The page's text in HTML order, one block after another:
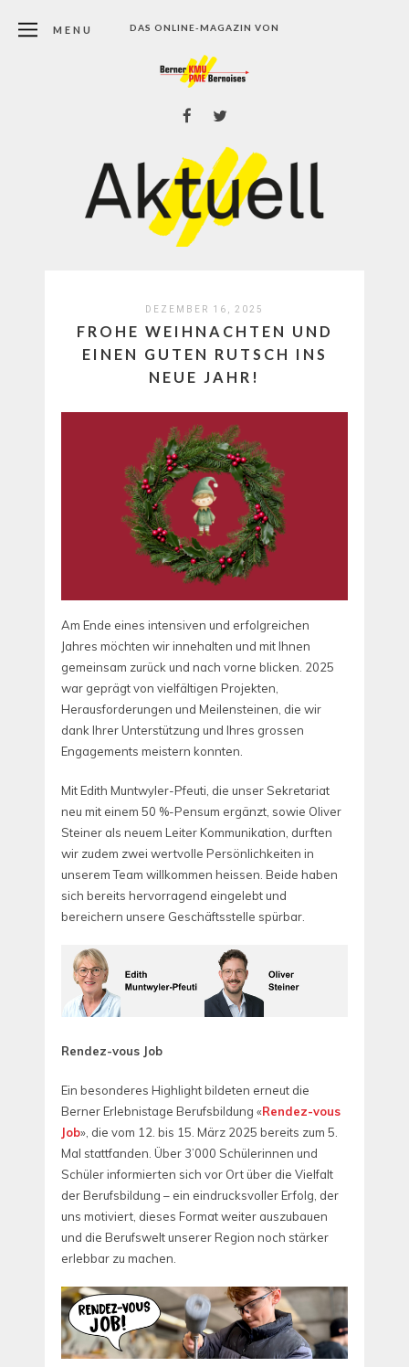
DAS ONLINE-MAGAZIN VON
MENU
DEZEMBER 16, 2025
FROHE WEIHNACHTEN UND
EINEN GUTEN RUTSCH INS
NEUE JAHR!
Am Ende eines intensiven und erfolgreichen
Jahres möchten wir innehalten und mit Ihnen
gemeinsam zurück und nach vorne blicken. 2025
war geprägt von vielfältigen Projekten,
Herausforderungen und Meilensteinen, die wir
dank Ihrer Unterstützung und Ihres grossen
Engagements meistern konnten.
Mit Edith Muntwyler-Pfeuti, die unser Sekretariat
neu mit einem 50 %-Pensum ergänzt, sowie Oliver
Steiner als neuem Leiter Kommunikation, durften
wir zudem zwei wertvolle Persönlichkeiten in
unserem Team willkommen heissen. Beide haben
sich bereits hervorragend eingelebt und
bereichern unsere Geschäftsstelle spürbar.
Rendez-vous Job
Ein besonderes Highlight bildeten erneut die
Berner Erlebnistage Berufsbildung «Rendez-vous
Job», die vom 12. bis 15. März 2025 bereits zum 5.
Mal stattfanden. Über 3’000 Schülerinnen und
Schüler informierten sich vor Ort über die Vielfalt
der Berufsbildung – ein eindrucksvoller Erfolg, der
uns motiviert, dieses Format weiter auszubauen
und die Berufswelt unserer Region noch stärker
erlebbar zu machen.